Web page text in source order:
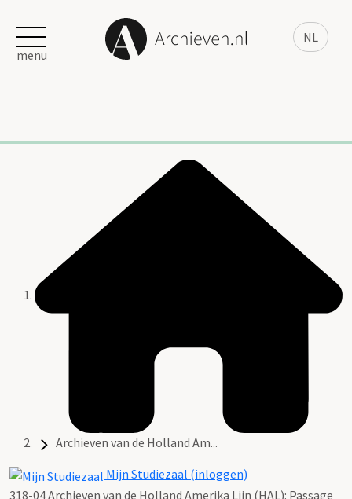
NL
menu
Archieven van de Holland Am...
Mijn Studiezaal (inloggen)
318-04 Archieven van de Holland Amerika Lijn (HAL): Passage